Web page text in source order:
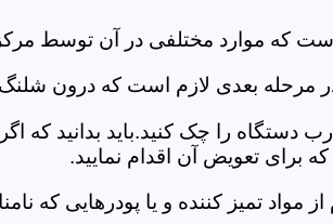
که موارد مختلفی در آن توسط
مرحله بعدی لازم است که درون
را چک کنید.باید بدانید که
برای تعویض آن اقدام نمایید.
از مواد تمیز کننده و یا پودرهایی